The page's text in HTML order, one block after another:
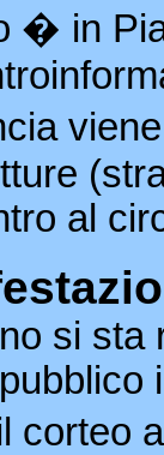
� in
al
si
corteo